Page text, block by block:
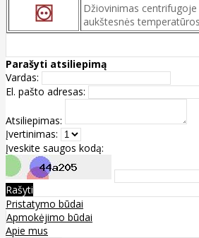
Džiovinimas
aukštesnės
Parašyti atsiliepimą
Vardas:
El. pašto adresas:
Atsiliepimas:
Įvertinimas:
Įveskite saugos kodą:
Rašyti
Pristatymo būdai
Apmokėjimo būdai
Apie mus